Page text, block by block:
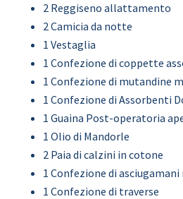
2 Reggiseno allattamento
2 Camicia da notte
1 Vestaglia
1 Confezione di coppette
1 Confezione di mutandine
1 Confezione di Assorbenti
1 Guaina Post-operatoria
1 Olio di Mandorle
2 Paia di calzini in cotone
1 Confezione di
1 Confezione di traverse